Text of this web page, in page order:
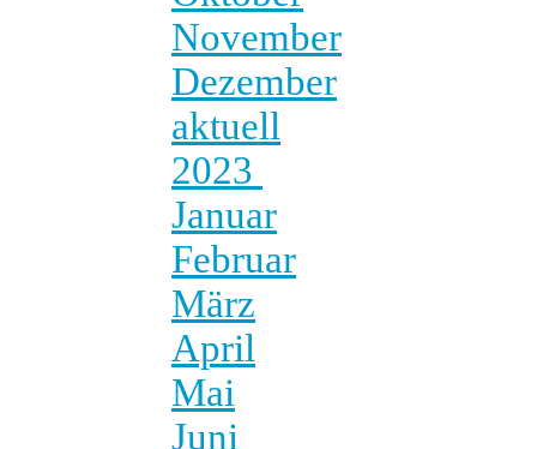
November
Dezember
aktuell
2023
Januar
Februar
März
April
Mai
Juni